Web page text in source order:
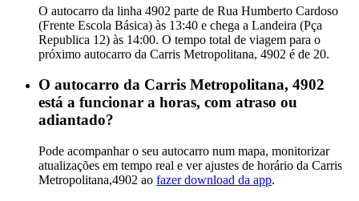
O autocarro da linha 4902 parte de Rua Humberto Cardoso
(Frente Escola Básica) às 13:40 e chega a Landeira (Pça
Republica 12) às 14:00. O tempo total de viagem para o
próximo autocarro da Carris Metropolitana, 4902 é de 20.
O autocarro da Carris Metropolitana, 4902
está a funcionar a horas, com atraso ou
adiantado?
Pode acompanhar o seu autocarro num mapa, monitorizar
atualizações em tempo real e ver ajustes de horário da Carris
Metropolitana,4902 ao fazer download da app.